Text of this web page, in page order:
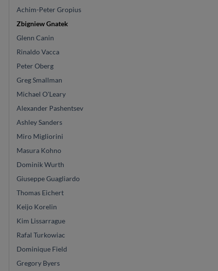
Achim-Peter Gropius
Zbigniew Gnatek
Glenn Canin
Rinaldo Vacca
Peter Oberg
Greg Smallman
Michael O'Leary
Alexander Pashentsev
Ashley Sanders
Miro Migliorini
Masura Kohno
Dominik Wurth
Giuseppe Guagliardo
Thomas Eichert
Keijo Korelin
Kim Lissarrague
Rafal Turkowiac
Dominique Field
Gregory Byers